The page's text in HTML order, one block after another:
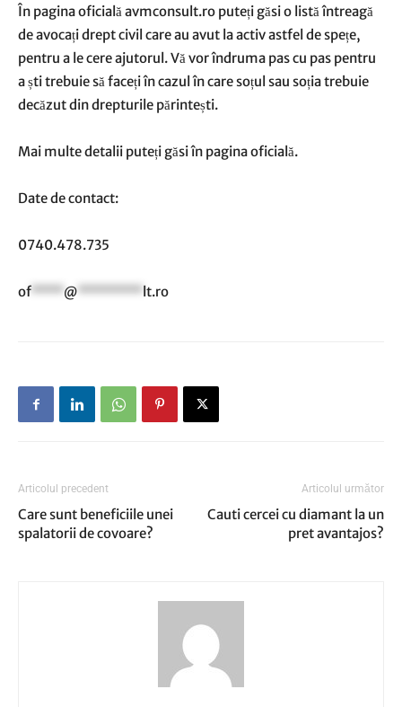
În pagina oficială avmconsult.ro puteți găsi o listă întreagă
de avocați drept civil care au avut la activ astfel de spețe,
pentru a le cere ajutorul. Vă vor îndruma pas cu pas pentru
a ști trebuie să faceți în cazul în care soțul sau soția trebuie
decăzut din drepturile părintești.
Mai multe detalii puteți găsi în pagina oficială.
Date de contact:
0740.478.735
of****@********lt.ro
Articolul precedent
Care sunt beneficiile unei
spalatorii de covoare?
Articolul următor
Cauti cercei cu diamant la un
pret avantajos?